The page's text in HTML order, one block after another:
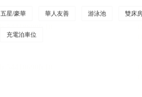
五星/豪華 華人友善 游泳池 雙床
充電泊車位